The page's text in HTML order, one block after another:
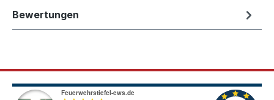
Bewertungen